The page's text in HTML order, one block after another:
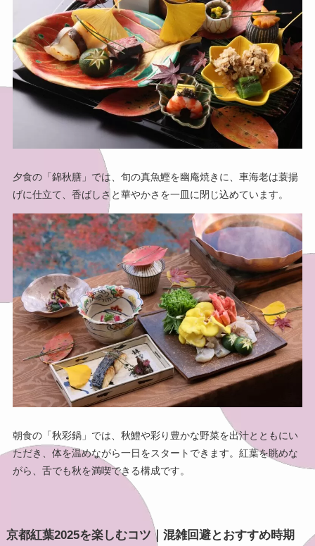
夕食の「錦秋膳」では、旬の真魚鰹を幽庵焼きに、車海老は蓑揚
げに仕立て、香ばしさと華やかさを一皿に閉じ込めています。
朝食の「秋彩鍋」では、秋鱧や彩り豊かな野菜を出汁とともにい
ただき、体を温めながら一日をスタートできます。紅葉を眺めな
がら、舌でも秋を満喫できる構成です。
京都紅葉2025を楽しむコツ｜混雑回避とおすすめ時期